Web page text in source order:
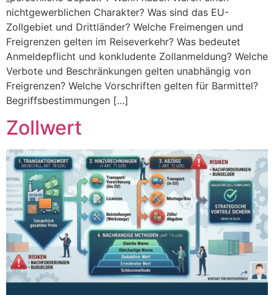
nichtgewerblichen Charakter? Was sind das EU-
Zollgebiet und Drittländer? Welche Freimengen und
Freigrenzen gelten im Reiseverkehr? Was bedeutet
Anmeldepflicht und konkludente Zollanmeldung? Welche
Verbote und Beschränkungen gelten unabhängig von
Freigrenzen? Welche Vorschriften gelten für Barmittel?
Begriffsbestimmungen […]
Zollwert